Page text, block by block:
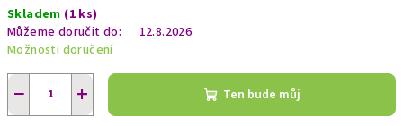
cena:
Skladem (1 ks)
Můžeme doručit do:
12.8.2026
Možnosti doručení
+
− Ten bude můj